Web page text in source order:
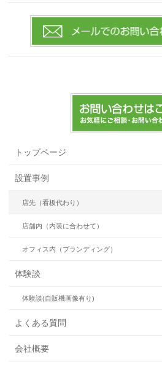
トップページ
設置事例
店先（看板代わり）
店舗内（内装に合わせて）
オフィス内（ブランディング）
体験談
体験談(自販機画像有り)
よくある質問
会社概要